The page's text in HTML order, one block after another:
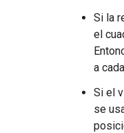
Si la
el
a
Si el
se